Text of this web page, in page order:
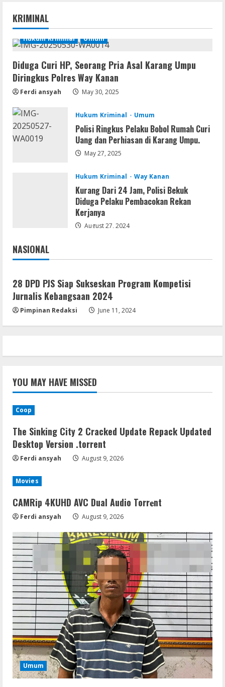
1
.torrent
August 9, 2026
Movies
CAMRip 4KUHD AVC Dual Audio Torr𝐞nt
August 9, 2026
Umum
Satreskrim Polres Way Kanan Ungkap
Kasus Persetubuhan terhadap Anak,
Tersangka Ayah Tiri Diamankan
August 9, 2026
Coop
Uncharted: Legacy of Thieves
Collection Compressed Repack 2026
5
Resettools
[Final] (x64) Final FileCR
August 9, 2026
KRIMINAL
Hukum Kriminal Umum
Diduga Curi HP, Seorang Pria Asal Karang Umpu
Diringkus Polres Way Kanan
Ferdi ansyah May 30, 2025
Hukum Kriminal Umum
Polisi Ringkus Pelaku Bobol Rumah Curi
Uang dan Perhiasan di Karang Umpu.
May 27, 2025
Hukum Kriminal Way Kanan
Kurang Dari 24 Jam, Polisi Bekuk
Diduga Pelaku Pembacokan Rekan
Kerjanya
August 27, 2024
NASIONAL
Jakarta
28 DPD PJS Siap Sukseskan Program Kompetisi
Jurnalis Kebangsaan 2024
Pimpinan Redaksi June 11, 2024
YOU MAY HAVE MISSED
Coop
The Sinking City 2 Cracked Update Repack Updated
Desktop Version .torrent
Ferdi ansyah August 9, 2026
Movies
CAMRip 4KUHD AVC Dual Audio Torr𝐞nt
Ferdi ansyah August 9, 2026
Umum